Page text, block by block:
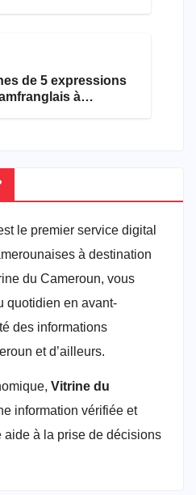
de 5 expressions
à
le premier service digital
à destination
du Cameroun, vous
quotidien en avant-
des informations
et d’ailleurs.
Vitrine du
information vérifiée et
à la prise de décisions